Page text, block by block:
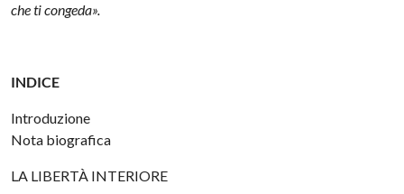
che ti congeda».
INDICE
Introduzione
Nota biografica
LA LIBERTÀ INTERIORE